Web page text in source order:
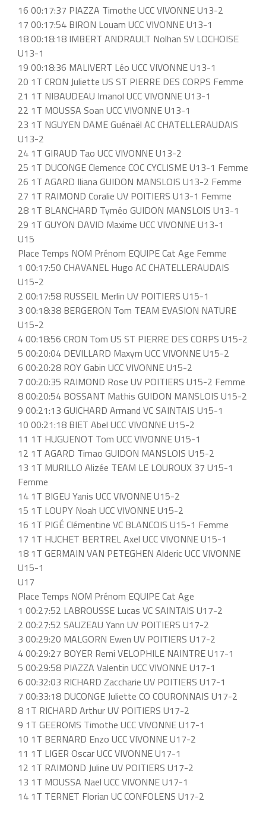
16 00:17:37 PIAZZA Timothe UCC VIVONNE U13-2
17 00:17:54 BIRON Louam UCC VIVONNE U13-1
18 00:18:18 IMBERT ANDRAULT Nolhan SV LOCHOISE
U13-1
19 00:18:36 MALIVERT Léo UCC VIVONNE U13-1
20 1T CRON Juliette US ST PIERRE DES CORPS Femme
21 1T NIBAUDEAU Imanol UCC VIVONNE U13-1
22 1T MOUSSA Soan UCC VIVONNE U13-1
23 1T NGUYEN DAME Guénaël AC CHATELLERAUDAIS
U13-2
24 1T GIRAUD Tao UCC VIVONNE U13-2
25 1T DUCONGE Clemence COC CYCLISME U13-1 Femme
26 1T AGARD Iliana GUIDON MANSLOIS U13-2 Femme
27 1T RAIMOND Coralie UV POITIERS U13-1 Femme
28 1T BLANCHARD Tyméo GUIDON MANSLOIS U13-1
29 1T GUYON DAVID Maxime UCC VIVONNE U13-1
U15
Place Temps NOM Prénom EQUIPE Cat Age Femme
1 00:17:50 CHAVANEL Hugo AC CHATELLERAUDAIS
U15-2
2 00:17:58 RUSSEIL Merlin UV POITIERS U15-1
3 00:18:38 BERGERON Tom TEAM EVASION NATURE
U15-2
4 00:18:56 CRON Tom US ST PIERRE DES CORPS U15-2
5 00:20:04 DEVILLARD Maxym UCC VIVONNE U15-2
6 00:20:28 ROY Gabin UCC VIVONNE U15-2
7 00:20:35 RAIMOND Rose UV POITIERS U15-2 Femme
8 00:20:54 BOSSANT Mathis GUIDON MANSLOIS U15-2
9 00:21:13 GUICHARD Armand VC SAINTAIS U15-1
10 00:21:18 BIET Abel UCC VIVONNE U15-2
11 1T HUGUENOT Tom UCC VIVONNE U15-1
12 1T AGARD Timao GUIDON MANSLOIS U15-2
13 1T MURILLO Alizée TEAM LE LOUROUX 37 U15-1
Femme
14 1T BIGEU Yanis UCC VIVONNE U15-2
15 1T LOUPY Noah UCC VIVONNE U15-2
16 1T PIGÉ Clémentine VC BLANCOIS U15-1 Femme
17 1T HUCHET BERTREL Axel UCC VIVONNE U15-1
18 1T GERMAIN VAN PETEGHEN Alderic UCC VIVONNE
U15-1
U17
Place Temps NOM Prénom EQUIPE Cat Age
1 00:27:52 LABROUSSE Lucas VC SAINTAIS U17-2
2 00:27:52 SAUZEAU Yann UV POITIERS U17-2
3 00:29:20 MALGORN Ewen UV POITIERS U17-2
4 00:29:27 BOYER Remi VELOPHILE NAINTRE U17-1
5 00:29:58 PIAZZA Valentin UCC VIVONNE U17-1
6 00:32:03 RICHARD Zaccharie UV POITIERS U17-1
7 00:33:18 DUCONGE Juliette CO COURONNAIS U17-2
8 1T RICHARD Arthur UV POITIERS U17-2
9 1T GEEROMS Timothe UCC VIVONNE U17-1
10 1T BERNARD Enzo UCC VIVONNE U17-2
11 1T LIGER Oscar UCC VIVONNE U17-1
12 1T RAIMOND Juline UV POITIERS U17-2
13 1T MOUSSA Nael UCC VIVONNE U17-1
14 1T TERNET Florian UC CONFOLENS U17-2